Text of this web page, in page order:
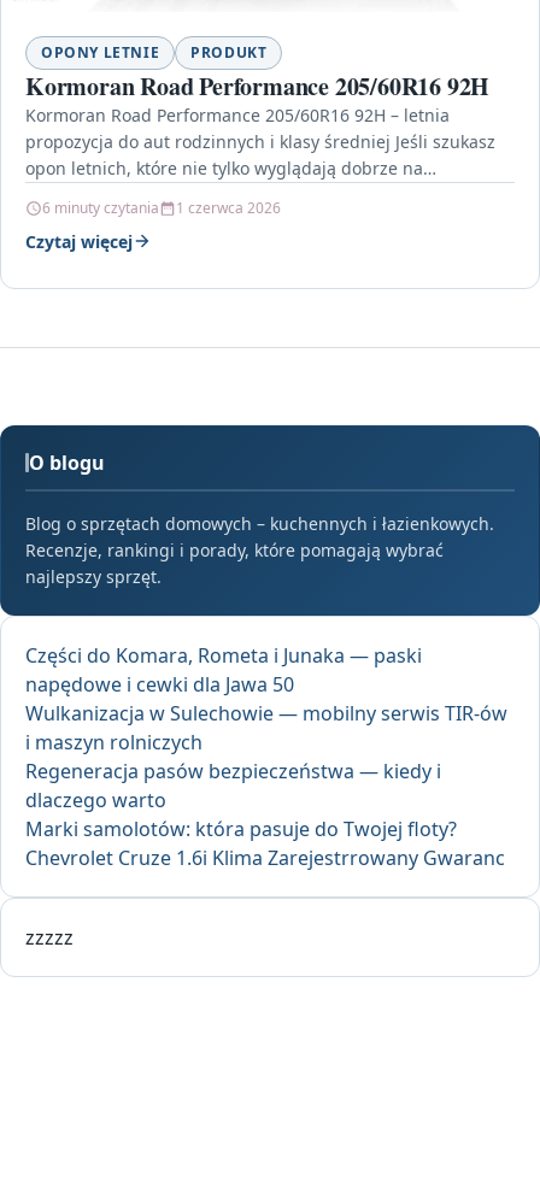
OPONY LETNIE PRODUKT
Kormoran Road Performance 205/60R16 92H
Kormoran Road Performance 205/60R16 92H – letnia
propozycja do aut rodzinnych i klasy średniej Jeśli szukasz
opon letnich, które nie tylko wyglądają dobrze na…
6 minuty czytania 1 czerwca 2026
Czytaj więcej
O blogu
Blog o sprzętach domowych – kuchennych i łazienkowych.
Recenzje, rankingi i porady, które pomagają wybrać
najlepszy sprzęt.
Części do Komara, Rometa i Junaka — paski
napędowe i cewki dla Jawa 50
Wulkanizacja w Sulechowie — mobilny serwis TIR-ów
i maszyn rolniczych
Regeneracja pasów bezpieczeństwa — kiedy i
dlaczego warto
Marki samolotów: która pasuje do Twojej floty?
Chevrolet Cruze 1.6i Klima Zarejestrrowany Gwaranc
zzzzz